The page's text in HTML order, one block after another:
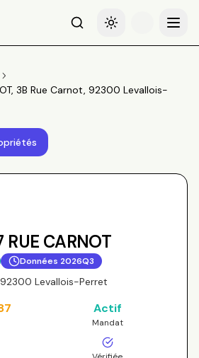
RechercheBasculer le thème
Menu
3B Rue Carnot, 92300 Levallois-
RUE CARNOT
Données 2026Q3
Levallois-Perret
Actif
Mandat